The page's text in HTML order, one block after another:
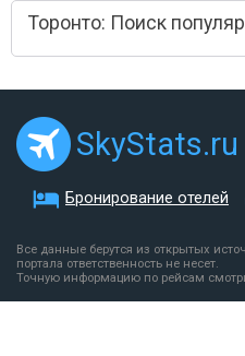
Торонто: Поиск
SkyStats.ru
Бронирование отелей
Все данные берутся из открытых
портала ответственность не несет.
Точную информацию по рейсам